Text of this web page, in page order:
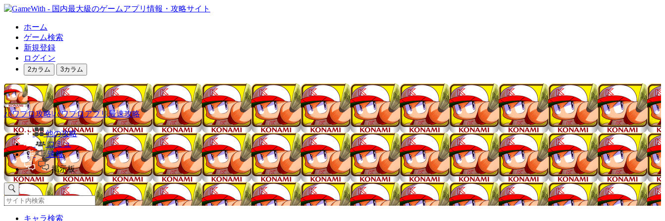
ホーム
ゲーム検索
新規登録
ログイン
2カラム 3カラム
パワプロ攻略|パワプロアプリ最速攻略
他の攻略
コミュ
速報
掲示板
キャラ検索